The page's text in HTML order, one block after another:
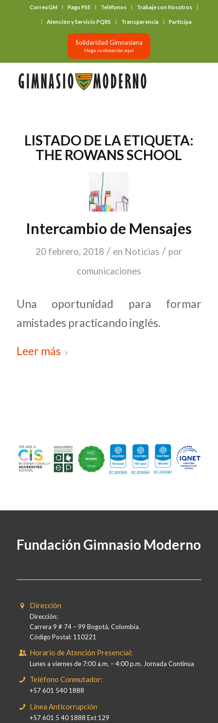
CorreoGM Pago PSE Teléfonos Trabaje con Nosotros
Atención y Servicio PQRS Transparencia Participa
Solidaridad Gimnasiana
Haga su donación aquí
LISTADO DE LA ETIQUETA:
THE ROWANS SCHOOL
Intercambio de Mensajes
20 febrero, 2018 / en Noticias / por
comunicaciones
Una oportunidad para formar
amistades practicando inglés.
Leer más
Fundación Gimnasio Moderno
Dirección
Dirección:
Carrera 9 # 74 – 99 Bogotá, Colombia.
Código Postal: 110221
Horario de Atención Presencial:
Lunes a viernes de 7:00 a.m. – 4:00 p.m. Jornada Continua
Teléfono Conmutador:
+57 601 540 1888
Línea Anticorrupción
+57 601 5 40 1888 Ext 129